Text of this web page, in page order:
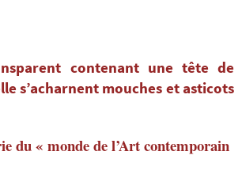
contenant une tête de
s’acharnent mouches et asticots
du « monde de l’Art contemporain